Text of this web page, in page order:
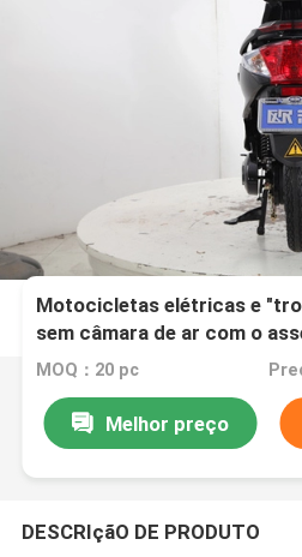
Motocicletas elétricas e
sem câmara de ar com o
traseiro da parte traseira
MOQ：20 pc
Melhor preço
DESCRIçãO DE PRODUTO